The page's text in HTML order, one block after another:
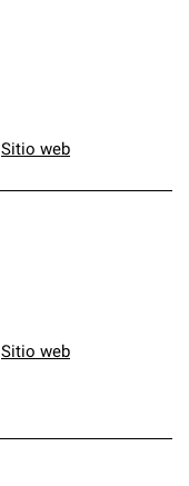
Sitio web
Sitio web